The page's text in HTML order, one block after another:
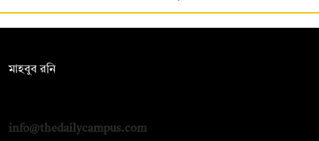
মাহবুব রনি
info@thedailycampus.com